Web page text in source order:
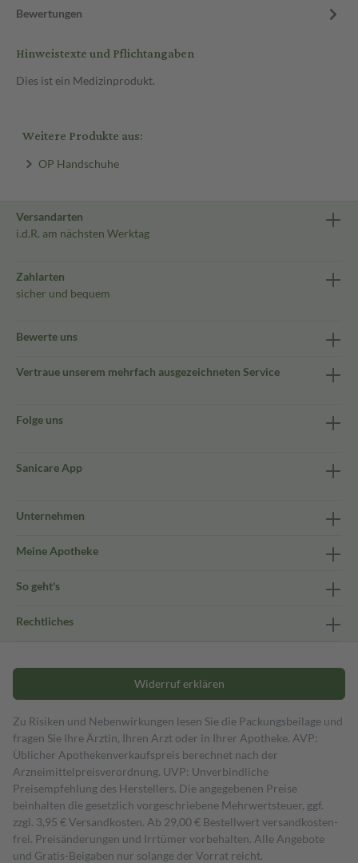
Bewertungen
Hinweistexte und Pflichtangaben
Dies ist ein Medizinprodukt.
Weitere Produkte aus:
OP Handschuhe
Versandarten
i.d.R. am nächsten Werktag
Zahlarten
sicher und bequem
Bewerte uns
Vertraue unserem mehrfach ausgezeichneten Service
Folge uns
Sanicare App
Unternehmen
Meine Apotheke
So geht's
Rechtliches
Widerruf erklären
Zu Risiken und Nebenwirkungen lesen Sie die Packungsbeilage und
fragen Sie Ihre Ärztin, Ihren Arzt oder in Ihrer Apotheke. AVP:
Üblicher Apothekenverkaufspreis berechnet nach der
Arzneimittelpreisverordnung. UVP: Unverbindliche
Preisempfehlung des Herstellers. Die angegebenen Preise
beinhalten die gesetzlich vorgeschriebene Mehrwertsteuer, ggf.
zzgl. 3,95 € Versandkosten. Ab 29,00 € Bestell­wert versand­kosten­
frei. Preisänderungen und Irrtümer vorbehalten. Alle Angebote
und Gratis-Beigaben nur solange der Vorrat reicht.